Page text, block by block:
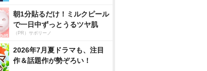
朝1分貼るだけ！ミルクピール
で一日中ずっとうるツヤ肌
（PR）サボリーノ
2026年7月夏ドラマも、注目
作＆話題作が勢ぞろい！